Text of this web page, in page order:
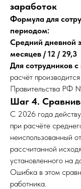
заработок
Формула для
периодом:
Средний дневной
месяцев / 12 / 29,3
Для сотрудников
расчёт
Правительства РФ
Шаг 4.
С 2026 года
при расчёте
неиспользованный
рассчитанной
установленного на
Ошибка в этом
работника.